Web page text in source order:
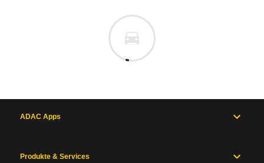
ADAC Apps
Produkte & Services